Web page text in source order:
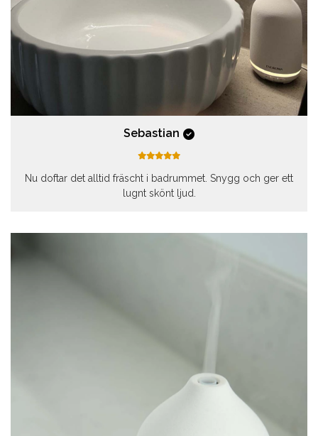
Sebastian
Nu doftar det alltid fräscht i badrummet. Snygg och ger ett
lugnt skönt ljud.